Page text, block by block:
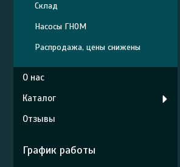
Склад
Насосы ГНОМ
Распродажа, цены снижены
О нас
Каталог
Отзывы
График работы